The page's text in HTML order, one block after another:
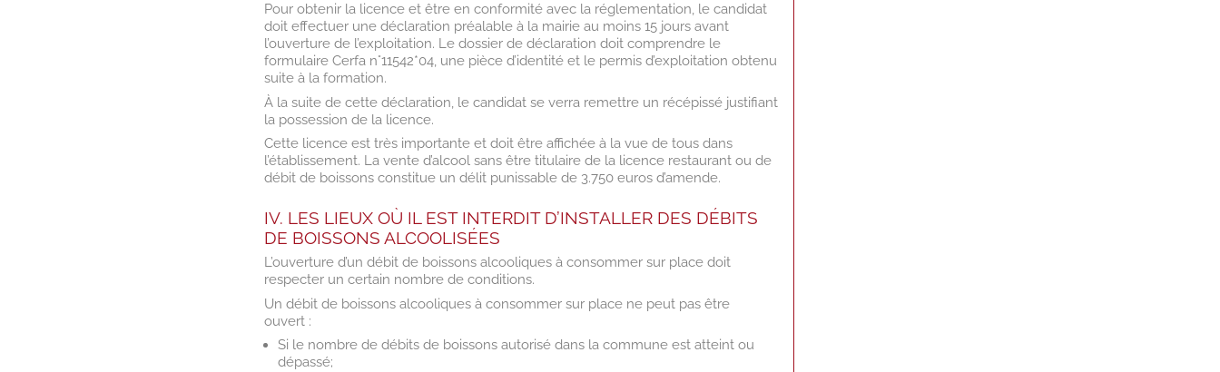
Pour obtenir la licence et être en conformité avec la réglementation, le candidat
doit effectuer une déclaration préalable à la mairie au moins 15 jours avant
l’ouverture de l’exploitation. Le dossier de déclaration doit comprendre le
formulaire Cerfa n°11542*04, une pièce d’identité et le permis d’exploitation obtenu
suite à la formation.
À la suite de cette déclaration, le candidat se verra remettre un récépissé justifiant
la possession de la licence.
Cette licence est très importante et doit être affichée à la vue de tous dans
l’établissement. La vente d’alcool sans être titulaire de la licence restaurant ou de
débit de boissons constitue un délit punissable de 3.750 euros d’amende.
IV. LES LIEUX OÙ IL EST INTERDIT D’INSTALLER DES DÉBITS
DE BOISSONS ALCOOLISÉES
L’ouverture d’un débit de boissons alcooliques à consommer sur place doit
respecter un certain nombre de conditions.
Un débit de boissons alcooliques à consommer sur place ne peut pas être
ouvert :
Si le nombre de débits de boissons autorisé dans la commune est atteint ou
dépassé;